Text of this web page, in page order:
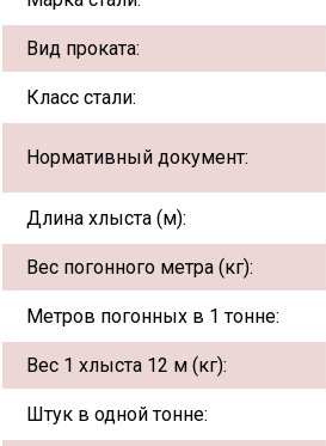
Вид проката:
Класс стали:
Нормативный документ:
Длина хлыста (м):
Вес погонного метра (кг):
Метров погонных в 1 тонне:
Вес 1 хлыста 12 м (кг):
Штук в одной тонне: